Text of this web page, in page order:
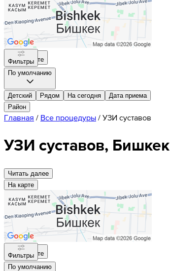
На карте
Фильтры
По умолчанию
Детский Рядом На сегодня
Дата приема
Район
Главная / Все процедуры / УЗИ суставов
УЗИ суставов, Бишкек
Читать далee
На карте
На карте
Фильтры
По умолчанию